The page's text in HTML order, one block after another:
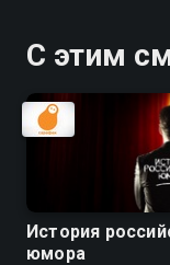
С этим
История
юмора